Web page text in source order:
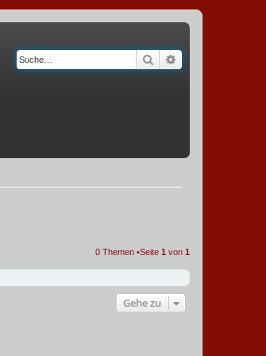
Suche
0 Themen •Seite 1 von 1
Gehe zu